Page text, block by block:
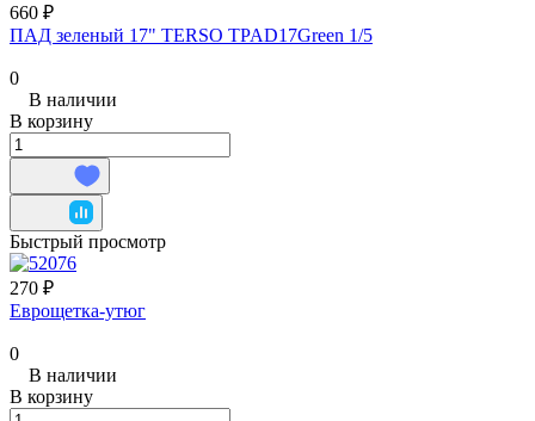
660 ₽
ПАД зеленый 17" TERSO TPAD17Green 1/5
0
В наличии
В корзину
Быстрый просмотр
270 ₽
Еврощетка-утюг
0
В наличии
В корзину